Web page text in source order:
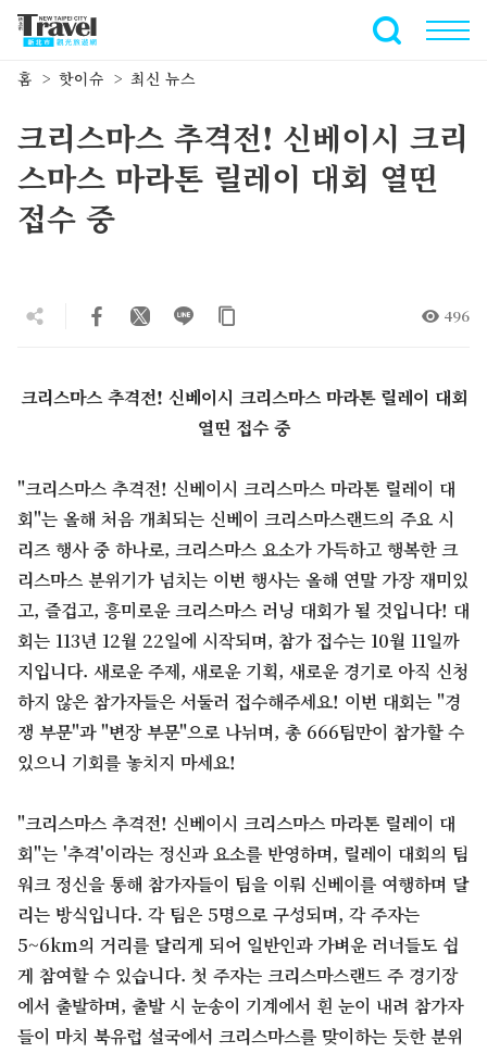
전체 텍스
홈 핫이슈 최신 뉴스
크리스마스 추격전! 신베이시 크리
스마스 마라톤 릴레이 대회 열띤
접수 중
496
크리스마스 추격전! 신베이시 크리스마스 마라톤 릴레이 대회
열띤 접수 중
"크리스마스 추격전! 신베이시 크리스마스 마라톤 릴레이 대
회"는 올해 처음 개최되는 신베이 크리스마스랜드의 주요 시
리즈 행사 중 하나로, 크리스마스 요소가 가득하고 행복한 크
리스마스 분위기가 넘치는 이번 행사는 올해 연말 가장 재미있
고, 즐겁고, 흥미로운 크리스마스 러닝 대회가 될 것입니다! 대
회는 113년 12월 22일에 시작되며, 참가 접수는 10월 11일까
지입니다. 새로운 주제, 새로운 기획, 새로운 경기로 아직 신청
하지 않은 참가자들은 서둘러 접수해주세요! 이번 대회는 "경
쟁 부문"과 "변장 부문"으로 나뉘며, 총 666팀만이 참가할 수
있으니 기회를 놓치지 마세요!
"크리스마스 추격전! 신베이시 크리스마스 마라톤 릴레이 대
회"는 '추격'이라는 정신과 요소를 반영하며, 릴레이 대회의 팀
워크 정신을 통해 참가자들이 팀을 이뤄 신베이를 여행하며 달
리는 방식입니다. 각 팀은 5명으로 구성되며, 각 주자는
5~6km의 거리를 달리게 되어 일반인과 가벼운 러너들도 쉽
게 참여할 수 있습니다. 첫 주자는 크리스마스랜드 주 경기장
에서 출발하며, 출발 시 눈송이 기계에서 흰 눈이 내려 참가자
들이 마치 북유럽 설국에서 크리스마스를 맞이하는 듯한 분위